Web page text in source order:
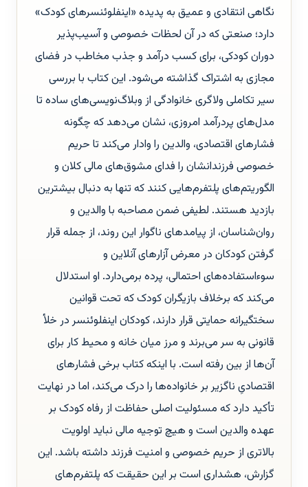
نگاهی انتقادی و عمیق به پدیده «اینفلوئنسرهای کودک»
دارد؛ صنعتی که در آن لحظات خصوصی و آسیب‌پذیر
دوران کودکی، برای کسب درآمد و جذب مخاطب در فضای
مجازی به اشتراک گذاشته می‌شود. این کتاب با بررسی
سیر تکاملی ولاگری خانوادگی از وبلاگ‌نویسی‌های ساده تا
مدل‌های پردرآمد امروزی، نشان می‌دهد که چگونه
فشارهای اقتصادی، والدین را وادار می‌کند تا حریم
خصوصی فرزندانشان را فدای مشوق‌های مالی کلان و
الگوریتم‌های پلتفرم‌هایی کنند که تنها به دنبال بیشترین
بازدید هستند. لطیفی ضمن مصاحبه با والدین و
روان‌شناسان، از پیامدهای ناگوار این روند، از جمله قرار
گرفتن کودکان در معرض آزارهای آنلاین و
سوءاستفاده‌های احتمالی، پرده برمی‌دارد. او استدلال
می‌کند که برخلاف بازیگران کودک که تحت قوانین
سختگیرانه حمایتی قرار دارند، کودکان اینفلوئنسر در خلأ
قانونی به سر می‌برند و مرز میان خانه و محیط کار برای
آن‌ها از بین رفته است. با اینکه کتاب برخی فشارهای
اقتصادیِ ناگزیر بر خانواده‌ها را درک می‌کند، اما در نهایت
تأکید دارد که مسئولیت اصلی حفاظت از رفاه کودک بر
عهده والدین است و هیچ توجیه مالی نباید اولویت
بالاتری از حریم خصوصی و امنیت فرزند داشته باشد. این
گزارش، هشداری است بر این حقیقت که پلتفرم‌های